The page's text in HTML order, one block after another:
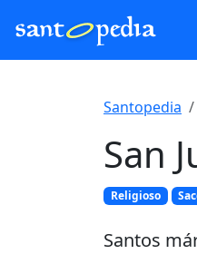
Santopedia
San
Religioso
Santos